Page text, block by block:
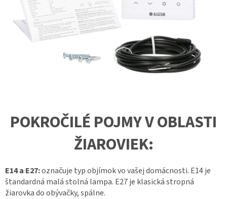
POKROČILÉ POJMY V OBLASTI
ŽIAROVIEK:
E14 a E27:označuje typ objímok vo vašej domácnosti. E14 je
štandardná malá stolná lampa. E27 je klasická stropná
žiarovka do obývačky, spálne.